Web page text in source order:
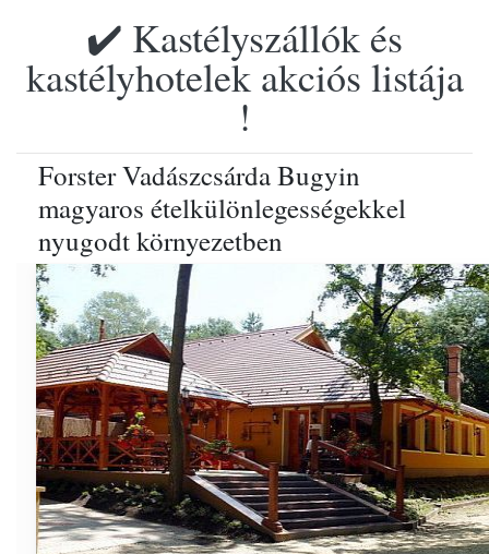
✔️ Kastélyszállók és
kastélyhotelek akciós listája
!
Forster Vadászcsárda Bugyin
magyaros ételkülönlegességekkel
nyugodt környezetben